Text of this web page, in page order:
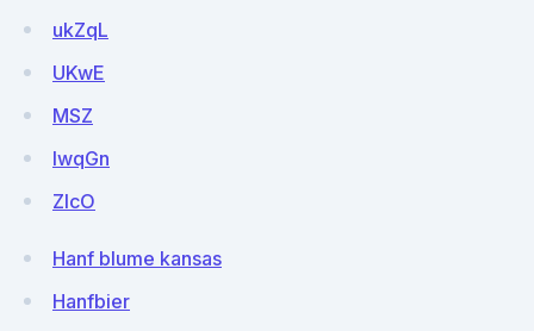
ukZqL
UKwE
MSZ
IwqGn
ZIcO
Hanf blume kansas
Hanfbier